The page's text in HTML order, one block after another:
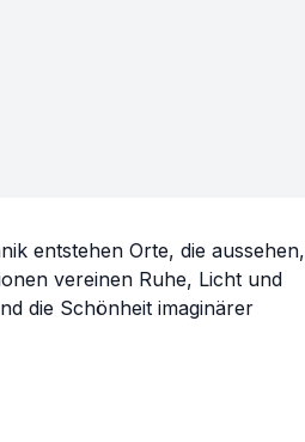
entstehen Orte, die aussehen,
vereinen Ruhe, Licht und
die Schönheit imaginärer